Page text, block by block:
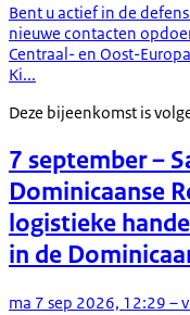
Bent u actief in de
nieuwe contacten
Centraal- en Oost-
Ki...
Deze bijeenkomst is
7 september–
Dominicaanse
logistieke
in de
ma 7 sep 2026, 12:29 –